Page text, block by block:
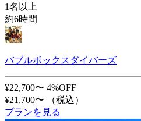
1名以上
約6時間
バブルボックスダイバーズ
¥22,700〜 4%OFF
¥21,700〜
（税込）
プランを見る